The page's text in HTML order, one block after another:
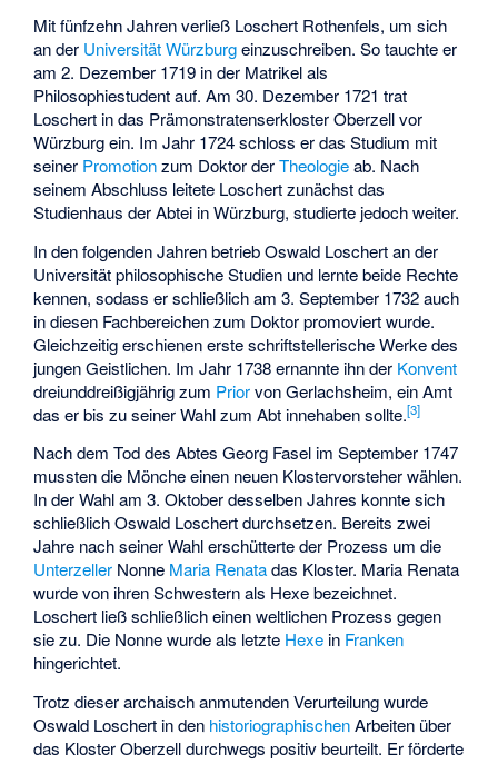
Mit fünfzehn Jahren verließ Loschert Rothenfels, um sich
an der Universität Würzburgeinzuschreiben. So tauchte er
am 2. Dezember 1719 in der Matrikel als
Philosophiestudent auf. Am 30. Dezember 1721 trat
Loschert in das Prämonstratenserkloster Oberzell vor
Würzburg ein. Im Jahr 1724 schloss er das Studium mit
seiner Promotionzum Doktor derTheologieab. Nach
seinem Abschluss leitete Loschert zunächst das
Studienhaus der Abtei in Würzburg, studierte jedoch weiter.
In den folgenden Jahren betrieb Oswald Loschert an der
Universität philosophische Studien und lernte beide Rechte
kennen, sodass er schließlich am 3. September 1732 auch
in diesen Fachbereichen zum Doktor promoviert wurde.
Gleichzeitig erschienen erste schriftstellerische Werke des
jungen Geistlichen. Im Jahr 1738 ernannte ihn der Konvent
dreiunddreißigjährig zum Priorvon Gerlachsheim, ein Amt
das er bis zu seiner Wahl zum Abt innehaben sollte.[3]
Nach dem Tod des Abtes Georg Fasel im September 1747
mussten die Mönche einen neuen Klostervorsteher wählen.
In der Wahl am 3. Oktober desselben Jahres konnte sich
schließlich Oswald Loschert durchsetzen. Bereits zwei
Jahre nach seiner Wahl erschütterte der Prozess um die
Unterzeller Nonne Maria Renatadas Kloster. Maria Renata
wurde von ihren Schwestern als Hexe bezeichnet.
Loschert ließ schließlich einen weltlichen Prozess gegen
sie zu. Die Nonne wurde als letzte Hexe in Franken
hingerichtet.
Trotz dieser archaisch anmutenden Verurteilung wurde
Oswald Loschert in den historiographischenArbeiten über
das Kloster Oberzell durchwegs positiv beurteilt. Er förderte